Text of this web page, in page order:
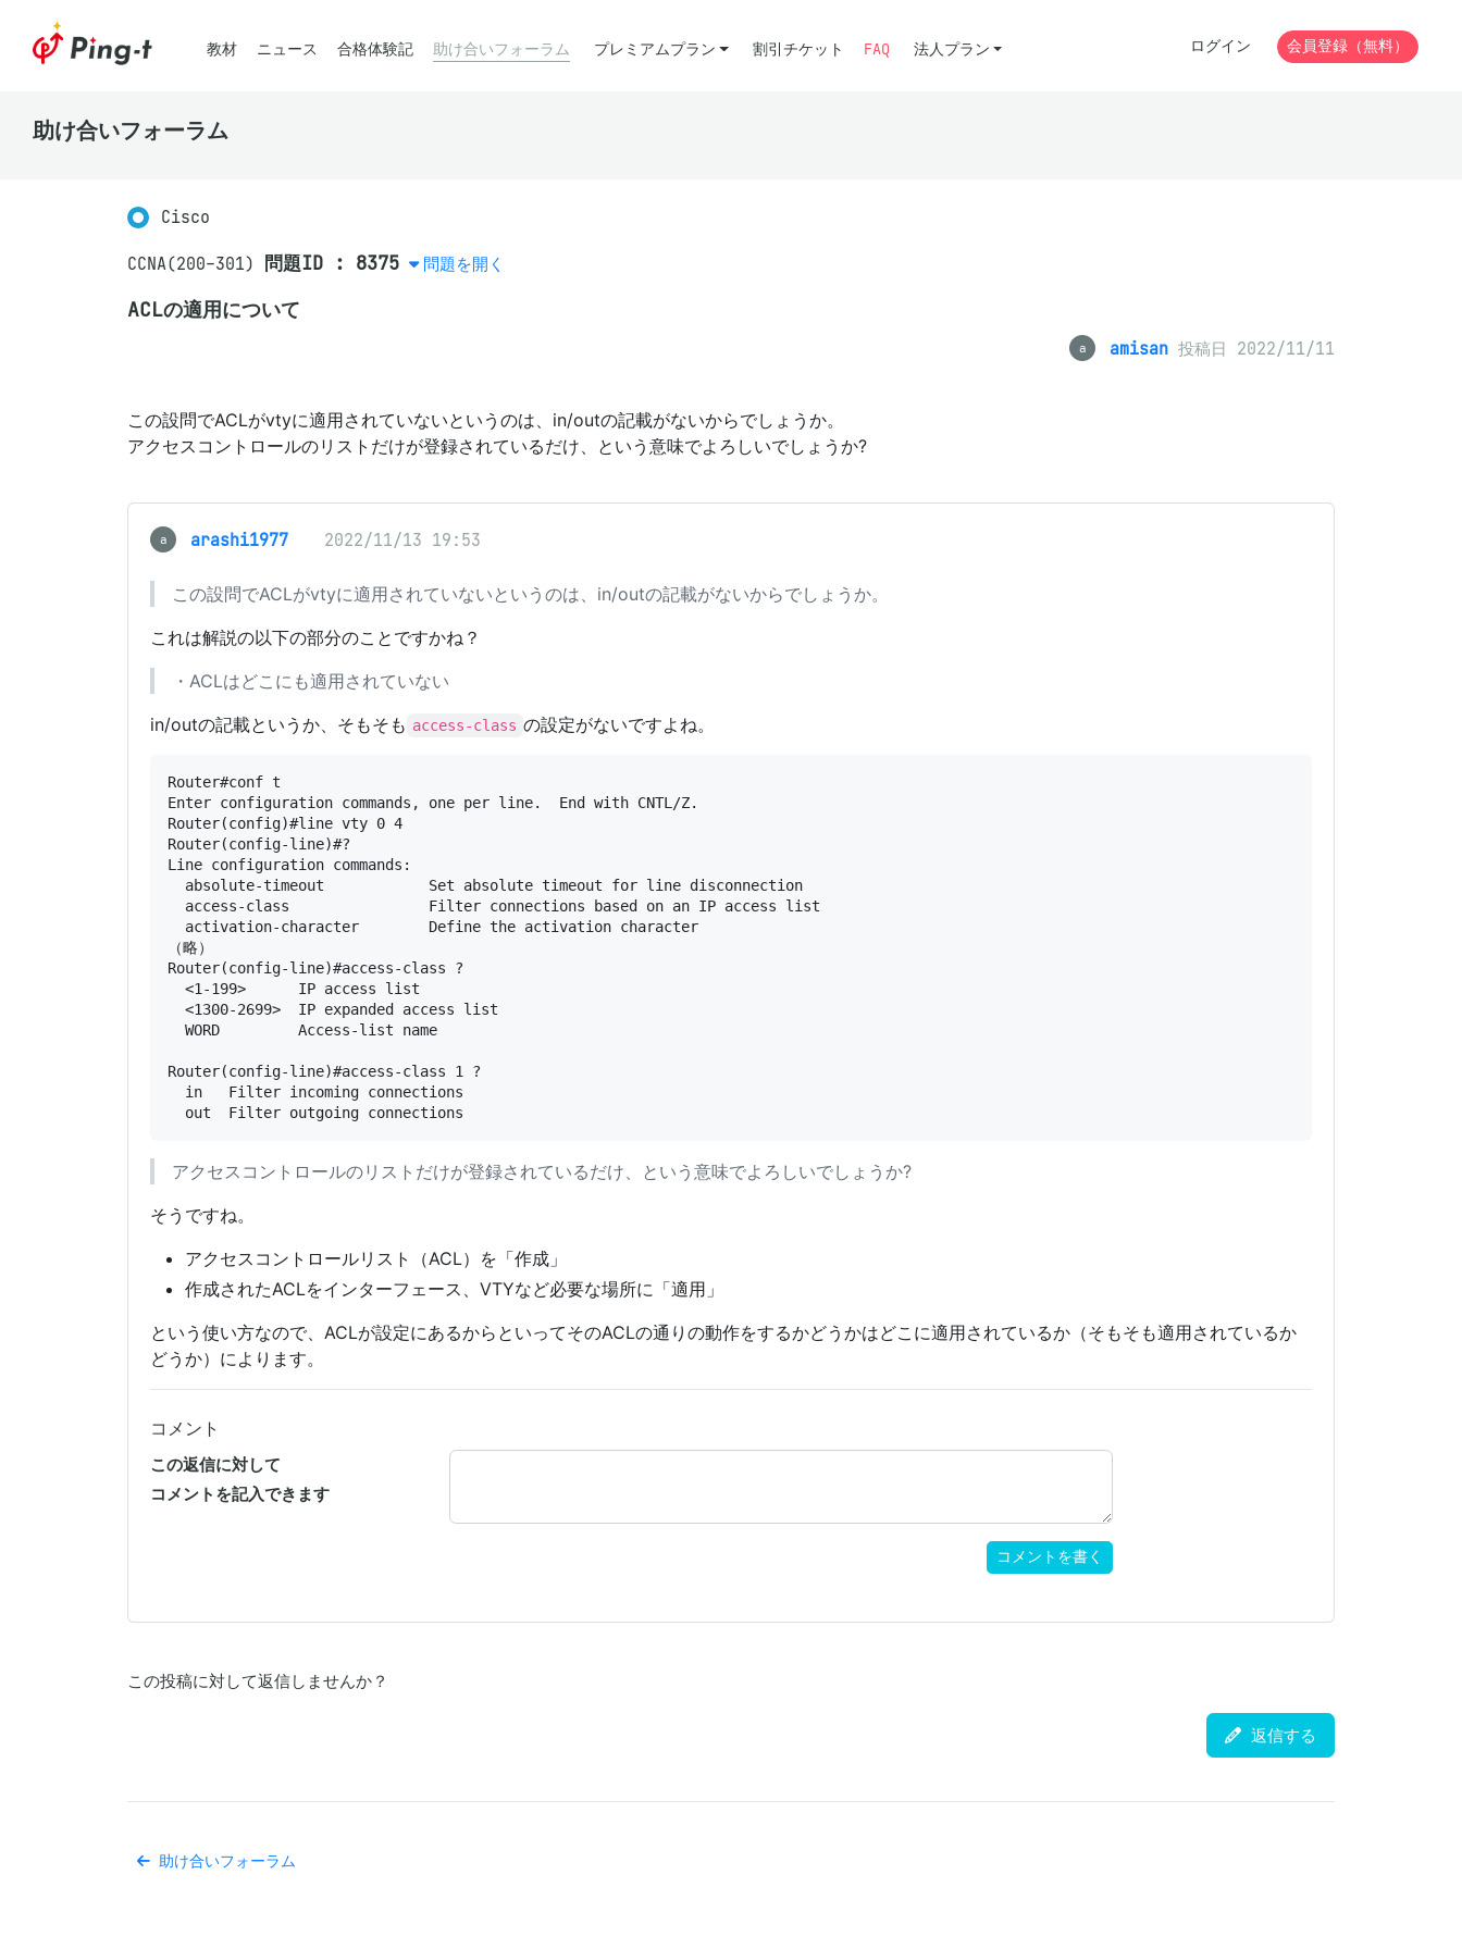
教材 ニュース 合格体験記 助け合いフォーラム プレミアムプラン 割引チケット FAQ 法人プラン ログイン 会員登録（無料）
助け合いフォーラム
Cisco
CCNA(200-301) 問題ID : 8375 問題を開く
ACLの適用について
a amisan 投稿日 2022/11/11
この設問でACLがvtyに適用されていないというのは、in/outの記載がないからでしょうか。
アクセスコントロールのリストだけが登録されているだけ、という意味でよろしいでしょうか?
a arashi1977 2022/11/13 19:53
この設問でACLがvtyに適用されていないというのは、in/outの記載がないからでしょうか。
これは解説の以下の部分のことですかね？
・ACLはどこにも適用されていない
in/outの記載というか、そもそも access-class の設定がないですよね。
Router#conf t
Enter configuration commands, one per line.  End with CNTL/Z.
Router(config)#line vty 0 4
Router(config-line)#?
Line configuration commands:
  absolute-timeout            Set absolute timeout for line disconnection
  access-class                Filter connections based on an IP access list
  activation-character        Define the activation character
（略）
Router(config-line)#access-class ?
  <1-199>      IP access list
  <1300-2699>  IP expanded access list
  WORD         Access-list name
Router(config-line)#access-class 1 ?
  in   Filter incoming connections
アクセスコントロールのリストだけが登録されているだけ、という意味でよろしいでしょうか?
そうですね。
アクセスコントロールリスト（ACL）を「作成」
作成されたACLをインターフェース、VTYなど必要な場所に「適用」
という使い方なので、ACLが設定にあるからといってそのACLの通りの動作をするかどうかはどこに適用されているか（そもそも適用されているか
どうか）によります。
コメント
この返信に対して
コメントを記入できます
コメントを書く
この投稿に対して返信しませんか？
返信する
助け合いフォーラム